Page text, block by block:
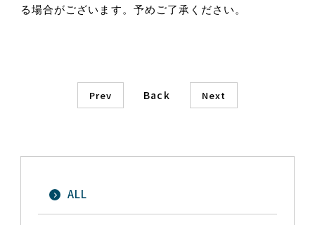
る場合がございます。予めご了承ください。
Prev Back Next
ALL